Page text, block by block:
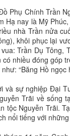
Phụ Chính Trần
Hạ nay là Mỹ
nhà Trần nửa
khôi phục lại
Trần Dụ Tông,
có nhiều đóng góp
“Băng Hồ ngọc
và sự nghiệp Đại
Trãi về sống
tộc Nguyễn Trãi.
nổi tiếng với